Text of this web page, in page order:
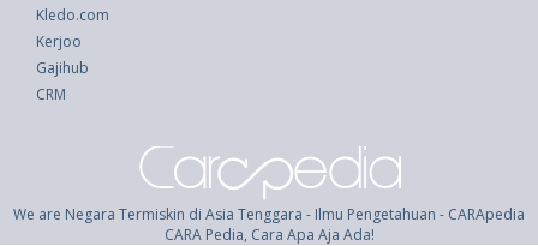
Kledo.com
Kerjoo
Gajihub
CRM
We are Negara Termiskin di Asia Tenggara - Ilmu Pengetahuan - CARApedia
CARA Pedia, Cara Apa Aja Ada!